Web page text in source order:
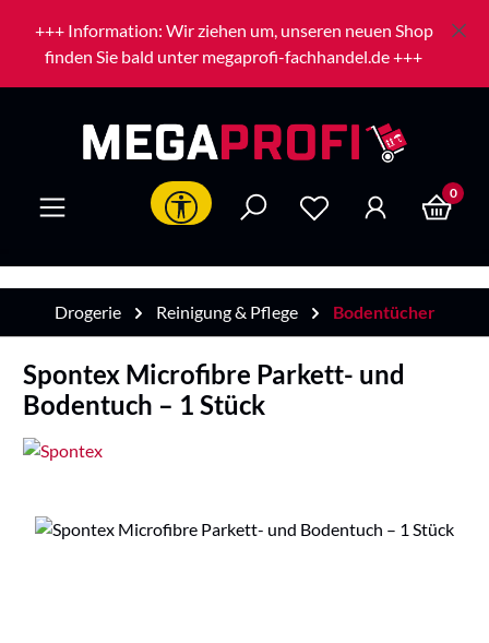
Zum Hauptinhalt springen
+++ Information: Wir ziehen um, unseren neuen Shop
finden Sie bald unter megaprofi-fachhandel.de +++
Werkzeugleiste anzeigen 0
Drogerie Reinigung & Pflege Bodentücher
Spontex Microfibre Parkett- und
Bodentuch – 1 Stück
Bildergalerie überspringen